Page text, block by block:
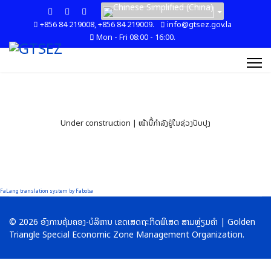
+856 84 219008, +856 84 219009.
info@gtsez.gov.la
Mon - Fri 08:00 - 16:00.
Under construction | ໜ້ານີ້ກໍາລັງຢູ່ໃນຊ່ວງປັບປຸງ
FaLang translation system by Faboba
© 2026 ອົງການຄຸ້ມຄອງ-ບໍລິຫານ ເຂດເສດຖະກິດພິເສດ ສາມຫຼ່ຽມຄໍາ | Golden
Triangle Special Economic Zone Management Organization.